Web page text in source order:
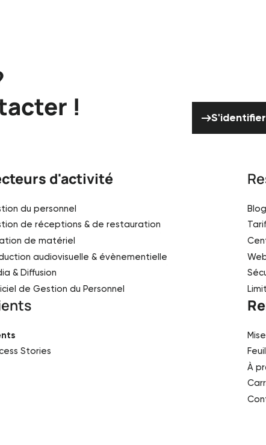
!
S'identifier
d'activité
du personnel
de réceptions & de restauration
de matériel
audiovisuelle & évènementielle
& Diffusion
de Gestion du Personnel
Stories
Blog
À